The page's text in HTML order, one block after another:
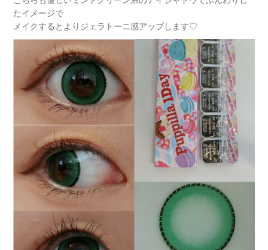
たイメージで
メイクするとよりジェラトーニ感アップします♡